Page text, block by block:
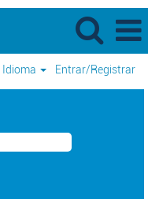
Idioma Entrar/Registrar